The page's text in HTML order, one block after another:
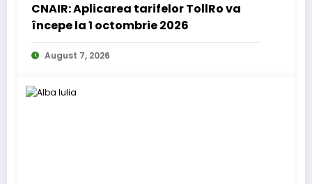
CNAIR: Aplicarea tarifelor TollRo va
începe la 1 octombrie 2026
August 7, 2026